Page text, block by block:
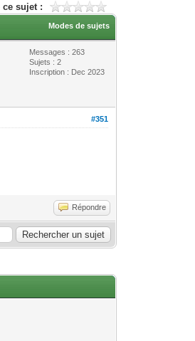
ce sujet :
Modes de sujets
Messages : 263
Sujets : 2
Inscription : Dec 2023
#351
Répondre